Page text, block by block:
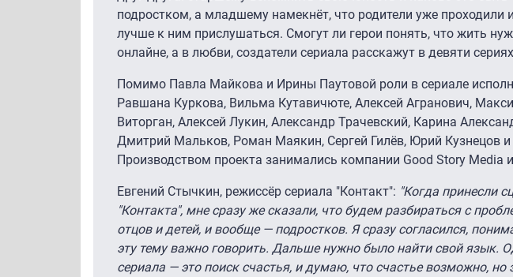
подростком, а младшему намекнёт, что родители уже проходили
лучше к ним прислушаться. Смогут ли герои понять, что жить
онлайне, а в любви, создатели сериала расскажут в девяти
Помимо Павла Майкова и Ирины Паутовой роли в сериале
Равшана Куркова, Вильма Кутавичюте, Алексей Агранович,
Виторган, Алексей Лукин, Александр Трачевский, Карина
Дмитрий Мальков, Роман Маякин, Сергей Гилёв, Юрий Кузнецов и
Производством проекта занимались компании Good Story Media
Евгений Стычкин, режиссёр сериала "Контакт": "Когда принесли
"Контакта", мне сразу же сказали, что будем разбираться с
отцов и детей, и вообще — подростков. Я сразу согласился,
эту тему важно говорить. Дальше нужно было найти свой язык.
сериала — это поиск счастья, и думаю, что счастье возможно, но